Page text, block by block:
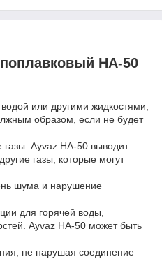
HA-50
или другими жидкостями,
образом, если не будет
Ayvaz HA-50 выводит
газы, которые могут
шума и нарушение
для горячей воды,
Ayvaz HA-50 может быть
не нарушая соединение